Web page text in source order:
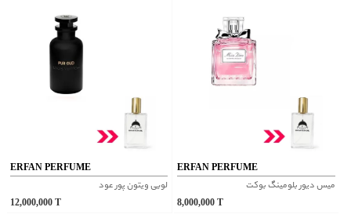
ERFAN PERFUME
لویی ویتون پور عود
12,000,000
ERFAN PERFUME
میس دیور بلومینگ بوکت
8,000,000